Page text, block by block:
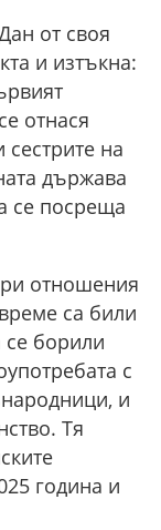
от своя
и изтъкна:
отнася
сестрите на
държава
се посреща
отношения
са били
се борили
с
и
Тя
година и